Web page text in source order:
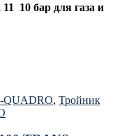
11 10 бар для газа и
QUADRO, Тройник